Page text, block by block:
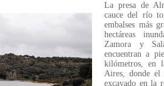
La presa de
cauce del río
embalses más
hectáreas
Zamora y
encuentran a
kilómetros, en
Aires, donde el
excavado en la